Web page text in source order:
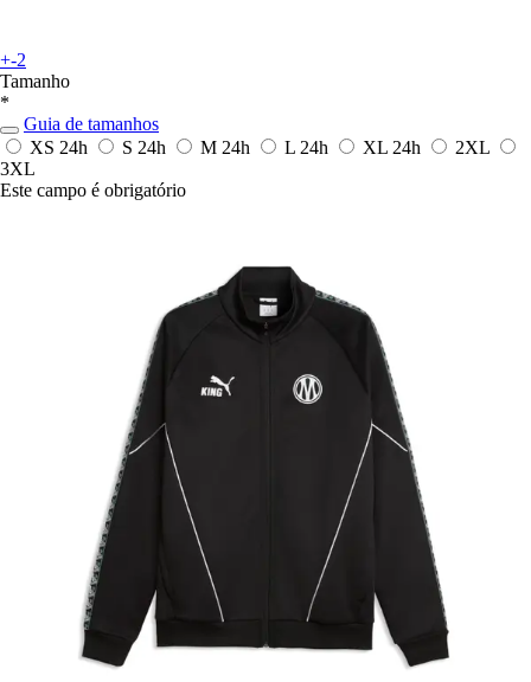
+-2
Tamanho
*
Guia de tamanhos
XS 24h S 24h M 24h L 24h XL 24h
2XL
3XL
Este campo é obrigatório